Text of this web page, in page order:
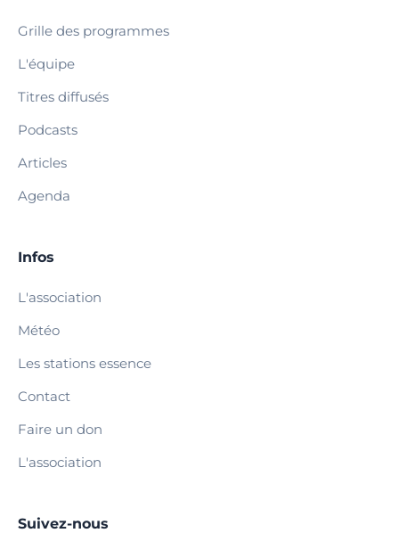
Grille des programmes
L'équipe
Titres diffusés
Podcasts
Articles
Agenda
Infos
L'association
Météo
Les stations essence
Contact
Faire un don
L'association
Suivez-nous